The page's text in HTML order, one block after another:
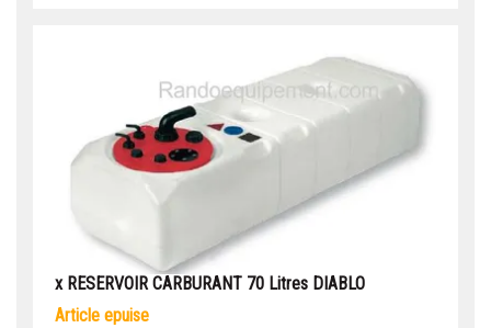
x RESERVOIR CARBURANT 70 Litres DIABLO
article epuise